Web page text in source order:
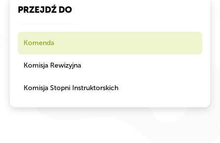
PRZEJDŹ DO
Komenda
Komisja Rewizyjna
Komisja Stopni Instruktorskich